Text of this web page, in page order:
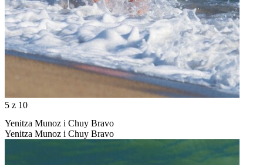
5 z 10
Yenitza Munoz i Chuy Bravo
Yenitza Munoz i Chuy Bravo